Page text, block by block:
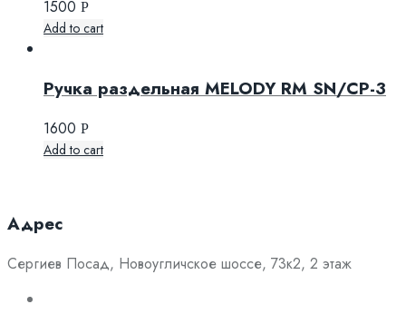
1500 Р
Add to cart
Ручка раздельная MELODY RM SN/CP-3
1600 Р
Add to cart
Адрес
Сергиев Посад, Новоугличское шоссе, 73к2, 2 этаж